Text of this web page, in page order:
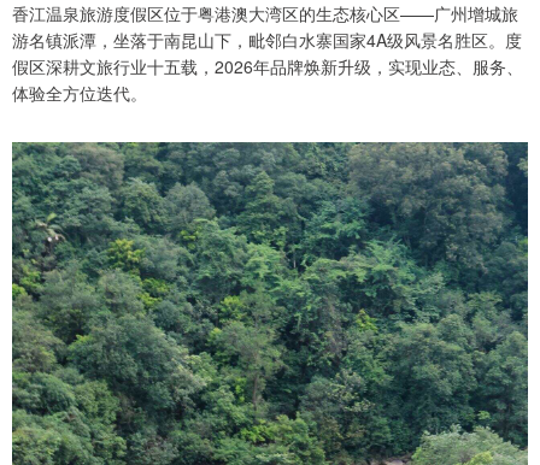
香江温泉旅游度假区位于粤港澳大湾区的生态核心区——广州增城旅
游名镇派潭，坐落于南昆山下，毗邻白水寨国家4A级风景名胜区。度
假区深耕文旅行业十五载，2026年品牌焕新升级，实现业态、服务、
体验全方位迭代。